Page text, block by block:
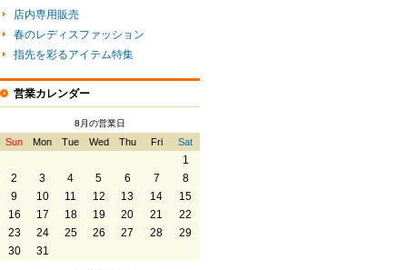
店内専用販売
春のレディスファッション
指先を彩るアイテム特集
営業カレンダー
8月の営業日
Sun Mon Tue Wed Thu Fri Sat
1
2
3 4 5 6 7
8
9
10 11 12 13 14
15
16
17 18 19 20 21
22
23
24 25 26 27 28
29
30
31